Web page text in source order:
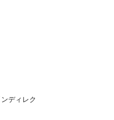
ディレク